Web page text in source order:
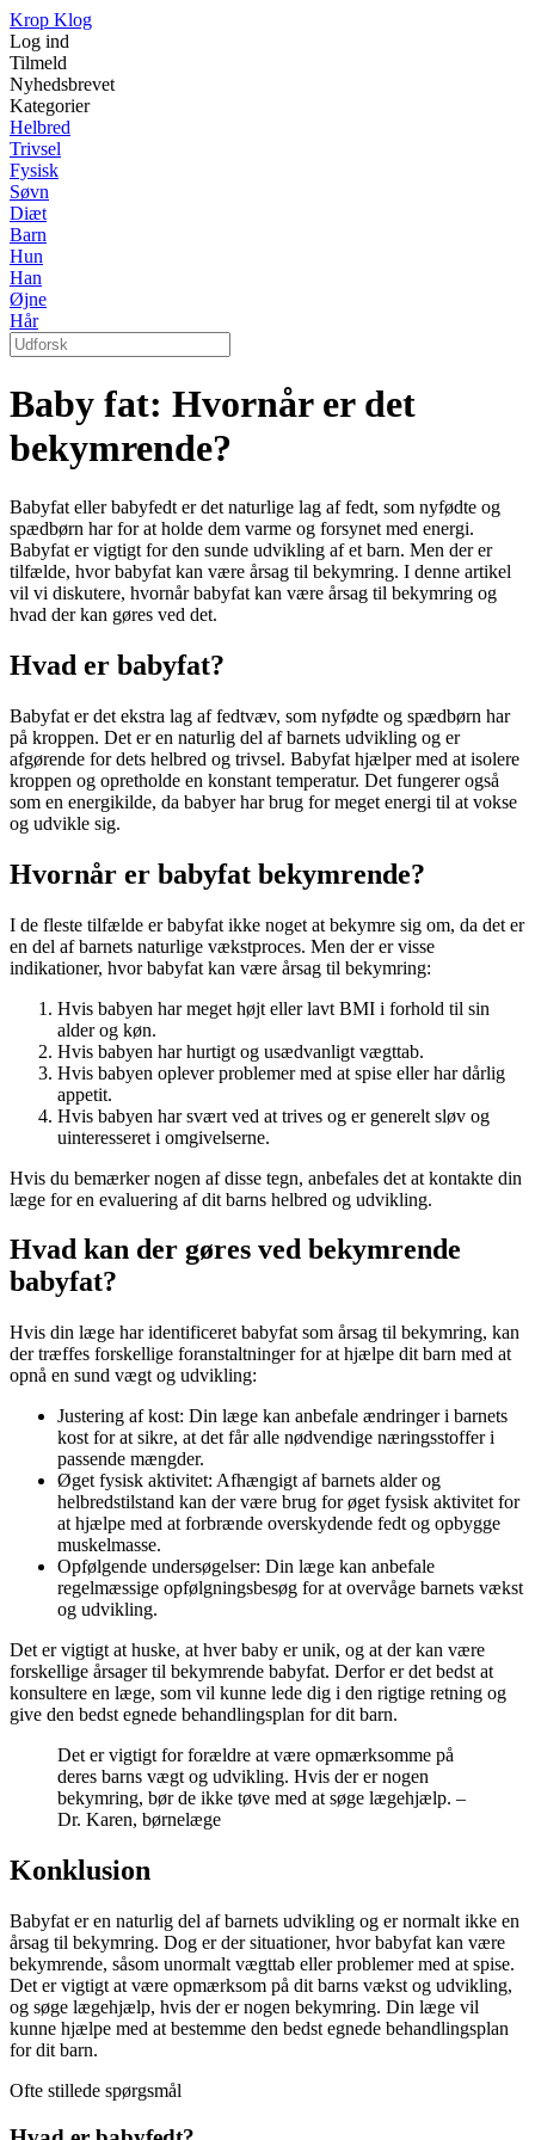
Krop Klog
Log ind
Tilmeld
Nyhedsbrevet
Kategorier
Helbred
Trivsel
Fysisk
Søvn
Diæt
Barn
Hun
Han
Øjne
Hår
Baby fat: Hvornår er det
bekymrende?
Babyfat eller babyfedt er det naturlige lag af fedt, som nyfødte og
spædbørn har for at holde dem varme og forsynet med energi.
Babyfat er vigtigt for den sunde udvikling af et barn. Men der er
tilfælde, hvor babyfat kan være årsag til bekymring. I denne artikel
vil vi diskutere, hvornår babyfat kan være årsag til bekymring og
hvad der kan gøres ved det.
Hvad er babyfat?
Babyfat er det ekstra lag af fedtvæv, som nyfødte og spædbørn har
på kroppen. Det er en naturlig del af barnets udvikling og er
afgørende for dets helbred og trivsel. Babyfat hjælper med at isolere
kroppen og opretholde en konstant temperatur. Det fungerer også
som en energikilde, da babyer har brug for meget energi til at vokse
og udvikle sig.
Hvornår er babyfat bekymrende?
I de fleste tilfælde er babyfat ikke noget at bekymre sig om, da det er
en del af barnets naturlige vækstproces. Men der er visse
indikationer, hvor babyfat kan være årsag til bekymring:
Hvis babyen har meget højt eller lavt BMI i forhold til sin
alder og køn.
Hvis babyen har hurtigt og usædvanligt vægttab.
Hvis babyen oplever problemer med at spise eller har dårlig
appetit.
Hvis babyen har svært ved at trives og er generelt sløv og
uinteresseret i omgivelserne.
Hvis du bemærker nogen af disse tegn, anbefales det at kontakte din
læge for en evaluering af dit barns helbred og udvikling.
Hvad kan der gøres ved bekymrende
babyfat?
Hvis din læge har identificeret babyfat som årsag til bekymring, kan
der træffes forskellige foranstaltninger for at hjælpe dit barn med at
opnå en sund vægt og udvikling:
Justering af kost: Din læge kan anbefale ændringer i barnets
kost for at sikre, at det får alle nødvendige næringsstoffer i
passende mængder.
Øget fysisk aktivitet: Afhængigt af barnets alder og
helbredstilstand kan der være brug for øget fysisk aktivitet for
at hjælpe med at forbrænde overskydende fedt og opbygge
muskelmasse.
Opfølgende undersøgelser: Din læge kan anbefale
regelmæssige opfølgningsbesøg for at overvåge barnets vækst
og udvikling.
Det er vigtigt at huske, at hver baby er unik, og at der kan være
forskellige årsager til bekymrende babyfat. Derfor er det bedst at
konsultere en læge, som vil kunne lede dig i den rigtige retning og
give den bedst egnede behandlingsplan for dit barn.
Det er vigtigt for forældre at være opmærksomme på
deres barns vægt og udvikling. Hvis der er nogen
bekymring, bør de ikke tøve med at søge lægehjælp. –
Dr. Karen, børnelæge
Konklusion
Babyfat er en naturlig del af barnets udvikling og er normalt ikke en
årsag til bekymring. Dog er der situationer, hvor babyfat kan være
bekymrende, såsom unormalt vægttab eller problemer med at spise.
Det er vigtigt at være opmærksom på dit barns vækst og udvikling,
og søge lægehjælp, hvis der er nogen bekymring. Din læge vil
kunne hjælpe med at bestemme den bedst egnede behandlingsplan
for dit barn.
Ofte stillede spørgsmål